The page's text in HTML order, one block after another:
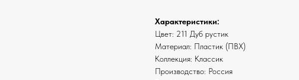
Характеристики:
Цвет: 211 Дуб рустик
Материал: Пластик (ПВХ)
Коллекция: Классик
Производство: Россия